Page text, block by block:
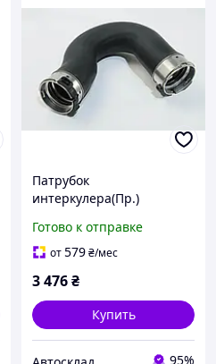
Патрубок
интеркулера(Пр.)
Autotechteile (1005216)
Готово к отправке
от579₴/мес
3 476₴
Купить
95%